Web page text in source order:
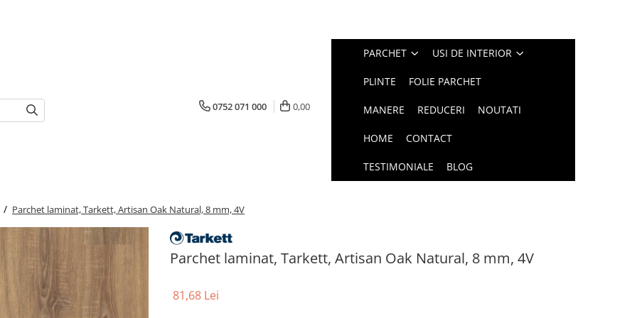
0752 071 000 0,00
PARCHET USI DE INTERIOR
PLINTE FOLIE PARCHET
MANERE REDUCERI NOUTATI
HOME CONTACT
TESTIMONIALE BLOG
/ Parchet laminat, Tarkett, Artisan Oak Natural, 8 mm, 4V
Parchet laminat, Tarkett, Artisan Oak Natural, 8 mm, 4V
81,68 Lei